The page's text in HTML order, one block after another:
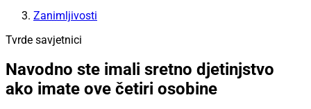
Zanimljivosti
Tvrde savjetnici
Navodno ste imali sretno djetinjstvo
ako imate ove četiri osobine